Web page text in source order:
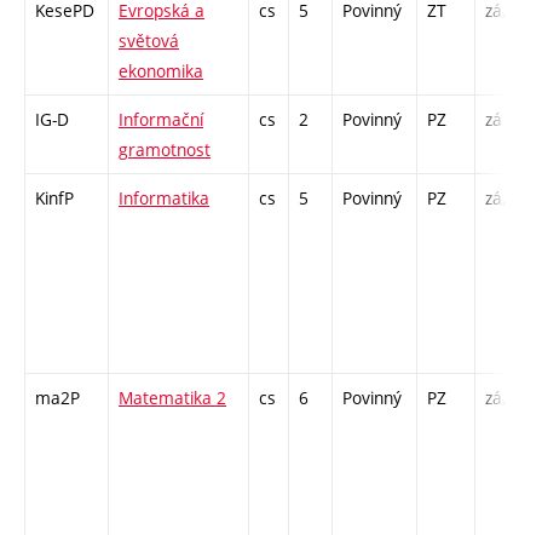
KesePD
Evropská a
světová
ekonomika
cs 5 Povinný ZT zá,zk
IG-D
Informační
gramotnost
cs 2 Povinný PZ zá
KinfP Informatika cs 5 Povinný PZ zá,zk
ma2P Matematika 2 cs 6 Povinný PZ zá,zk